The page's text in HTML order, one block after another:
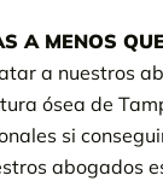
A MENOS
a nuestros
ósea de
si
abogados